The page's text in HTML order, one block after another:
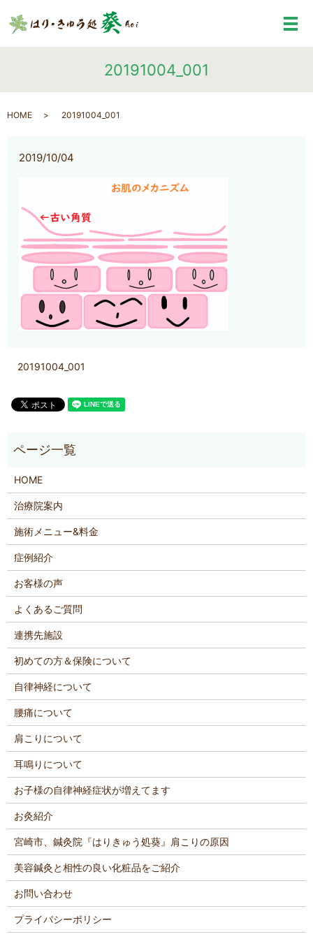
メ
20191004_001
HOME 20191004_001
2019/10/04
20191004_001
HOME
治療院案内
施術メニュー&料金
症例紹介
お客様の声
よくあるご質問
連携先施設
初めての方＆保険について
自律神経について
腰痛について
肩こりについて
耳鳴りについて
お子様の自律神経症状が増えてます
お灸紹介
宮崎市、鍼灸院『はりきゅう処葵』肩こりの原因
美容鍼灸と相性の良い化粧品をご紹介
お問い合わせ
プライバシーポリシー